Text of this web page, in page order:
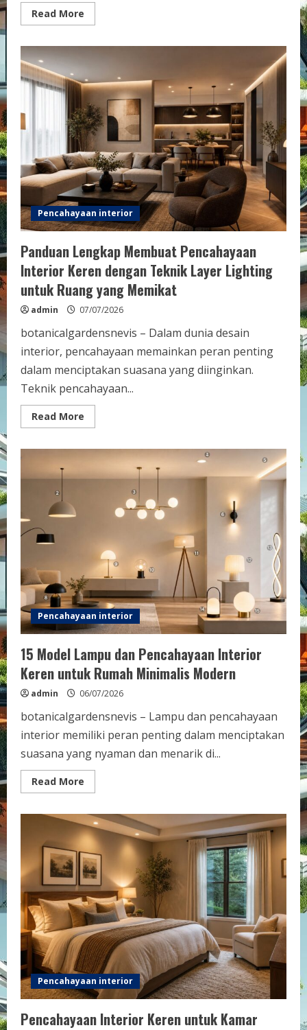
Read More
more
Ala
Hotel
Bintang
Lima
untuk
Rumah
Anda
Pencahayaan interior
Panduan Lengkap Membuat Pencahayaan
Interior Keren dengan Teknik Layer Lighting
untuk Ruang yang Memikat
admin 07/07/2026
botanicalgardensnevis – Dalam dunia desain
interior, pencahayaan memainkan peran penting
dalam menciptakan suasana yang diinginkan.
Teknik pencahayaan...
Read More
more
Lengkap
Pencahayaan
Interior
Teknik
untuk
Ruang
yang
Memikat
Pencahayaan interior
15 Model Lampu dan Pencahayaan Interior
Keren untuk Rumah Minimalis Modern
admin 06/07/2026
botanicalgardensnevis – Lampu dan pencahayaan
interior memiliki peran penting dalam menciptakan
suasana yang nyaman dan menarik di...
Read More
more
Model
Lampu
dan
Pencahayaan
Interior
Keren
untuk
Rumah
Minimalis
Modern
Pencahayaan interior
Pencahayaan Interior Keren untuk Kamar